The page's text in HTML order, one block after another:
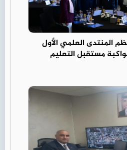
المنتدى العلمي الأول
مستقبل التعليم